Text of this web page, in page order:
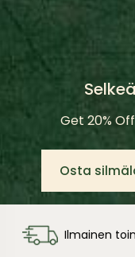
Get 20%
Osta
Ilmainen